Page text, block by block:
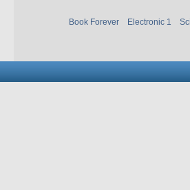
Book Forever
Electronic 1